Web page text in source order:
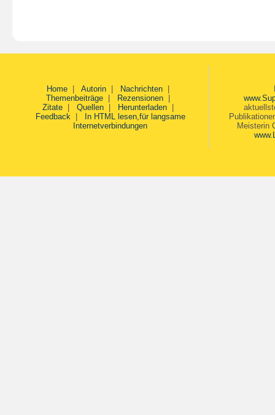
Home| Autorin| Nachrichten|
Themenbeiträge| Rezensionen|
Zitate| Quellen| Herunterladen|
Feedback|
In HTML lesen,für langsame
Internetverbindungen
Meisterin